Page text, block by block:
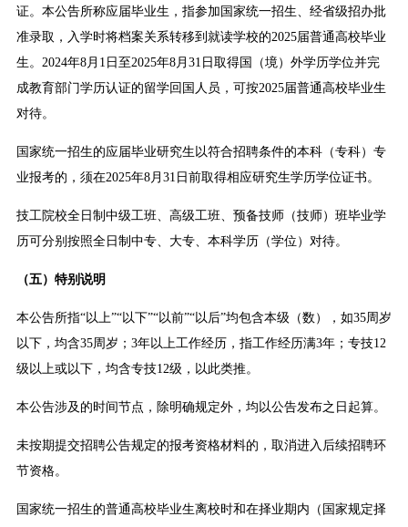
证。本公告所称应届毕业生，指参加国家统一招生、经省级招办批
准录取，入学时将档案关系转移到就读学校的2025届普通高校毕业
生。2024年8月1日至2025年8月31日取得国（境）外学历学位并完
成教育部门学历认证的留学回国人员，可按2025届普通高校毕业生
对待。
国家统一招生的应届毕业研究生以符合招聘条件的本科（专科）专
业报考的，须在2025年8月31日前取得相应研究生学历学位证书。
技工院校全日制中级工班、高级工班、预备技师（技师）班毕业学
历可分别按照全日制中专、大专、本科学历（学位）对待。
（五）特别说明
本公告所指“以上”“以下”“以前”“以后”均包含本级（数），如35周岁
以下，均含35周岁；3年以上工作经历，指工作经历满3年；专技12
级以上或以下，均含专技12级，以此类推。
本公告涉及的时间节点，除明确规定外，均以公告发布之日起算。
未按期提交招聘公告规定的报考资格材料的，取消进入后续招聘环
节资格。
国家统一招生的普通高校毕业生离校时和在择业期内（国家规定择